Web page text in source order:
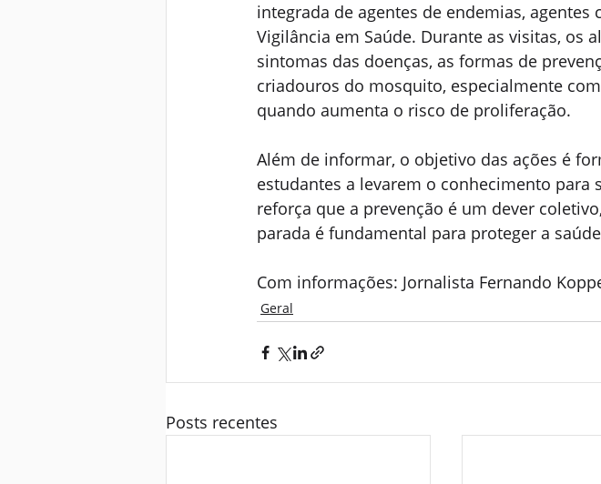
integrada de agentes de endemias,
Vigilância em Saúde. Durante as visitas, os
sintomas das doenças, as formas de
criadouros do mosquito, especialmente
quando aumenta o risco de proliferação.
Além de informar, o objetivo das ações é
estudantes a levarem o conhecimento para
reforça que a prevenção é um dever
parada é fundamental para proteger a
Com informações: Jornalista Fernando
Geral
Posts recentes